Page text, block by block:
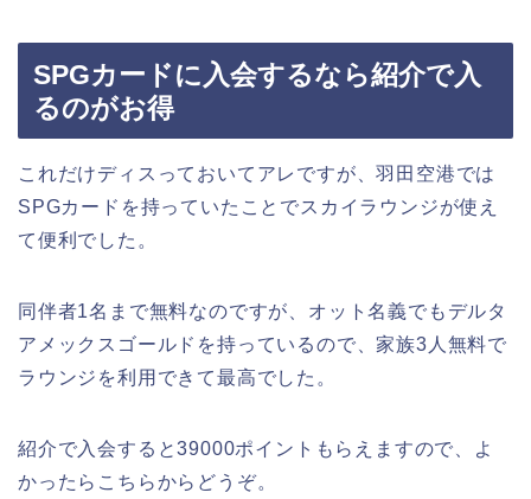
SPGカードに入会するなら紹介で入
るのがお得
これだけディスっておいてアレですが、羽田空港では
SPGカードを持っていたことでスカイラウンジが使え
て便利でした。
同伴者1名まで無料なのですが、オット名義でもデルタ
アメックスゴールドを持っているので、家族3人無料で
ラウンジを利用できて最高でした。
紹介で入会すると39000ポイントもらえますので、よ
かったらこちらからどうぞ。